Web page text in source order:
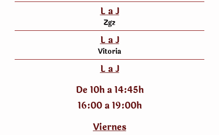
L a J
Zgz
L a J
Vitoria
L a J
De 10h a 14:45h
16:00 a 19:00h
Viernes